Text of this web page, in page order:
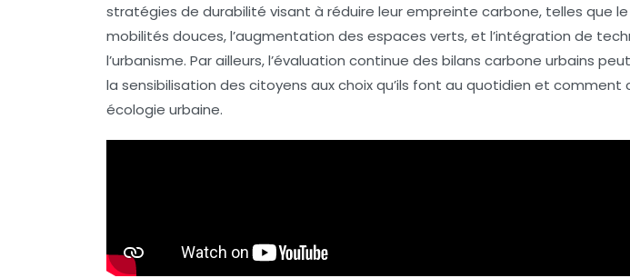
stratégies de durabilité visant à réduire leur empreinte carbone, telles que
mobilités douces, l’augmentation des espaces verts, et l’intégration de
l’urbanisme. Par ailleurs, l’évaluation continue des bilans carbone urbains
la sensibilisation des citoyens aux choix qu’ils font au quotidien et comment
écologie urbaine.